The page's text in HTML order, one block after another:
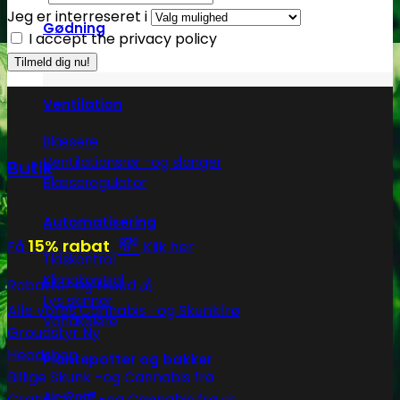
Gødning
Biobizz
Ventilation
Blæsere
Ventilationsrør -og slanger
Blæseregulator
Automatisering
Tidskontrol
Klimakontrol
Lys skinner
Vandkølere
Plantepotter og bakker
Jeg er interreseret i
I accept the privacy policy
Butik
Få 15% rabat 💸 Klik her
Rabatter og tilbud 💰
Alle vores Cannabis -og Skunkfrø
Groudstyr
Headshop
Billige Skunk -og Cannabis frø